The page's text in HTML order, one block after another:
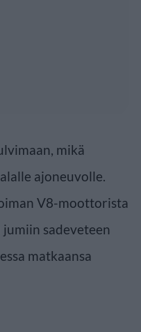
mikä
ajoneuvolle.
V8-moottorista
sadeveteen
matkaansa